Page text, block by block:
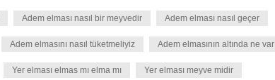
Adem elması nasıl bir meyvedir Adem elması nasıl geçer
Adem elmasını nasıl tüketmeliyiz Adem elmasının altında ne var
Yer elması elmas mı elma mı Yer elması meyve midir